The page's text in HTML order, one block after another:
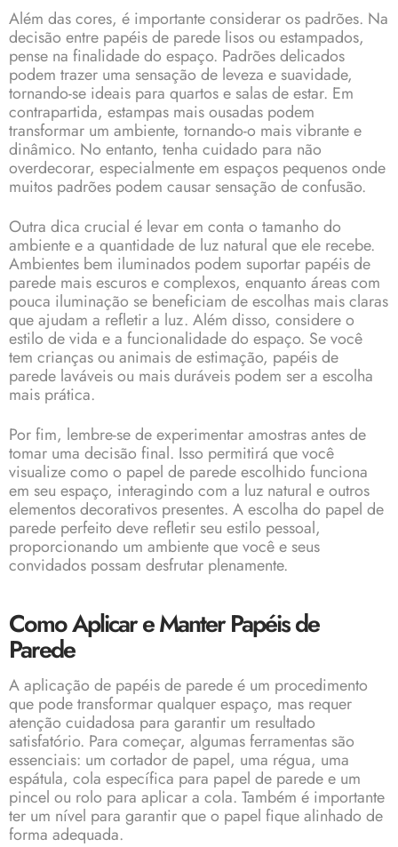
Além das cores, é importante considerar os padrões. Na
decisão entre papéis de parede lisos ou estampados,
pense na finalidade do espaço. Padrões delicados
podem trazer uma sensação de leveza e suavidade,
tornando-se ideais para quartos e salas de estar. Em
contrapartida, estampas mais ousadas podem
transformar um ambiente, tornando-o mais vibrante e
dinâmico. No entanto, tenha cuidado para não
overdecorar, especialmente em espaços pequenos onde
muitos padrões podem causar sensação de confusão.
Outra dica crucial é levar em conta o tamanho do
ambiente e a quantidade de luz natural que ele recebe.
Ambientes bem iluminados podem suportar papéis de
parede mais escuros e complexos, enquanto áreas com
pouca iluminação se beneficiam de escolhas mais claras
que ajudam a refletir a luz. Além disso, considere o
estilo de vida e a funcionalidade do espaço. Se você
tem crianças ou animais de estimação, papéis de
parede laváveis ou mais duráveis podem ser a escolha
mais prática.
Por fim, lembre-se de experimentar amostras antes de
tomar uma decisão final. Isso permitirá que você
visualize como o papel de parede escolhido funciona
em seu espaço, interagindo com a luz natural e outros
elementos decorativos presentes. A escolha do papel de
parede perfeito deve refletir seu estilo pessoal,
proporcionando um ambiente que você e seus
convidados possam desfrutar plenamente.
Como Aplicar e Manter Papéis de
Parede
A aplicação de papéis de parede é um procedimento
que pode transformar qualquer espaço, mas requer
atenção cuidadosa para garantir um resultado
satisfatório. Para começar, algumas ferramentas são
essenciais: um cortador de papel, uma régua, uma
espátula, cola específica para papel de parede e um
pincel ou rolo para aplicar a cola. Também é importante
ter um nível para garantir que o papel fique alinhado de
forma adequada.